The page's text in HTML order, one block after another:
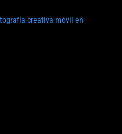
creativa móvil en